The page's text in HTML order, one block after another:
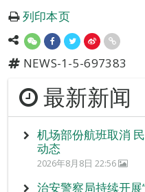
列印本页
NEWS-1-5-697383
最新新闻
机场部份航班取消
动态
2026年8月8日 22:56
治安警察局持续开展